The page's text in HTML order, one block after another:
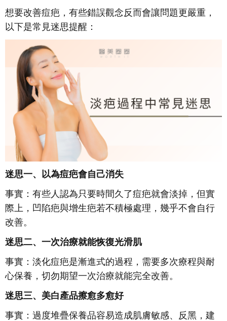
想要改善痘疤，有些錯誤觀念反而會讓問題更嚴重，
以下是常見迷思提醒：
迷思一、以為痘疤會自己消失
事實：有些人認為只要時間久了痘疤就會淡掉，但實
際上，凹陷疤與增生疤若不積極處理，幾乎不會自行
改善。
迷思二、一次治療就能恢復光滑肌
事實：淡化痘疤是漸進式的過程，需要多次療程與耐
心保養，切勿期望一次治療就能完全改善。
迷思三、美白產品擦愈多愈好
事實：過度堆疊保養品容易造成肌膚敏感、反黑，建